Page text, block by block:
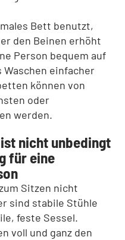
Bett benutzt,
den Beinen erhöht
Person bequem auf
einfacher
können von
oder
werden.
nicht unbedingt
für eine
Sitzen nicht
sind stabile Stühle
feste Sessel.
voll und ganz den